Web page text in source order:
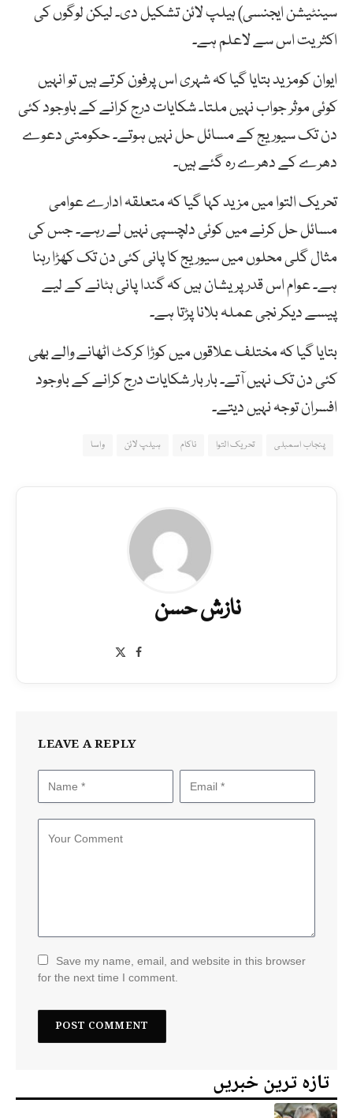
سینٹیشن ایجنسی) ہیلپ لائن تشکیل دی۔ لیکن لوگوں کی
اکثریت اس سے لاعلم ہے۔
ایوان کومزید بتایا گیا کہ شہری اس پرفون کرتے ہیں تو انہیں
کوئی موثر جواب نہیں ملتا۔ شکایات درج کرانے کے باوجود کئی
دن تک سیوریج کے مسائل حل نہیں ہوتے۔ حکومتی دعوے
دھرے کے دھرے رہ گئے ہیں۔
تحریک التوا میں مزید کہا گیا کہ متعلقہ ادارے عوامی
مسائل حل کرنے میں کوئی دلچسپی نہیں لے رہے۔ جس کی
مثال گلی محلوں میں سیوریج کا پانی کئی دن تک کھڑا رہنا
ہے۔ عوام اس قدر پریشان ہیں کہ گندا پانی ہٹانے کے لیے
پیسے دیکر نجی عملہ بلانا پڑتا ہے۔
بتایا گیا کہ مختلف علاقوں میں کوڑا کرکٹ اٹھانے والے بھی
کئی دن تک نہیں آتے۔ بار بار شکایات درج کرانے کے باوجود
افسران توجہ نہیں دیتے۔
پنجاب اسمبلی تحریک التوا ناکام ہیلپ لائن واسا
نازش حسن
Facebook
LEAVE A REPLY
Save my name, email, and website in this browser
for the next time I comment.
تازہ ترین خبریں